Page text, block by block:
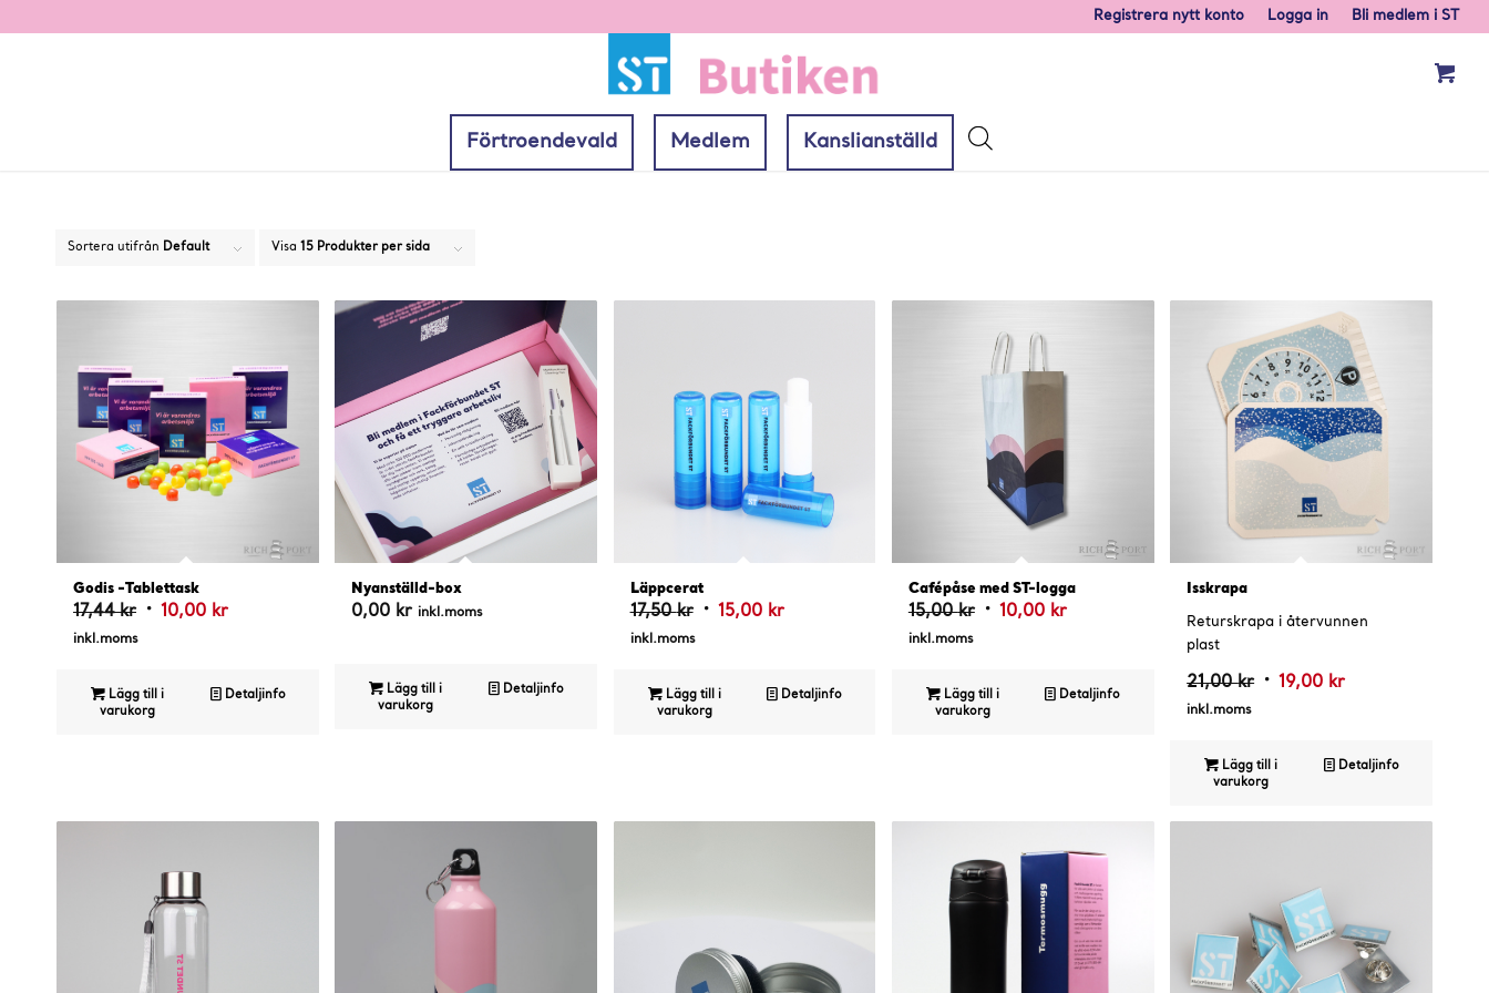
Registrera nytt konto Logga in Bli medlem i ST
Förtroendevald Medlem Kanslianställd
Sortera utifrån Default Visa 15 Produkter per sida
Godis -Tablettask
17,44kr Det
var:
17,44 kr.
10,00 krDet
är:
inkl.moms
Lägg till i
varukorg
Detaljinfo
Nyanställd-box
0,00 kr inkl.moms
Lägg till i
varukorg
Detaljinfo
Läppcerat
17,50kr Det
var:
17,50 kr.
15,00 krDet
är:
inkl.moms
Lägg till i
varukorg
Detaljinfo
Cafépåse med ST-logga
15,00kr Det
var:
15,00 kr.
10,00 krDet
är:
inkl.moms
Lägg till i
varukorg
Detaljinfo
Isskrapa
Returskrapa i återvunnen
plast
21,00kr Det
var:
21,00 kr.
19,00 krDet
är:
inkl.moms
Lägg till i
varukorg
Detaljinfo